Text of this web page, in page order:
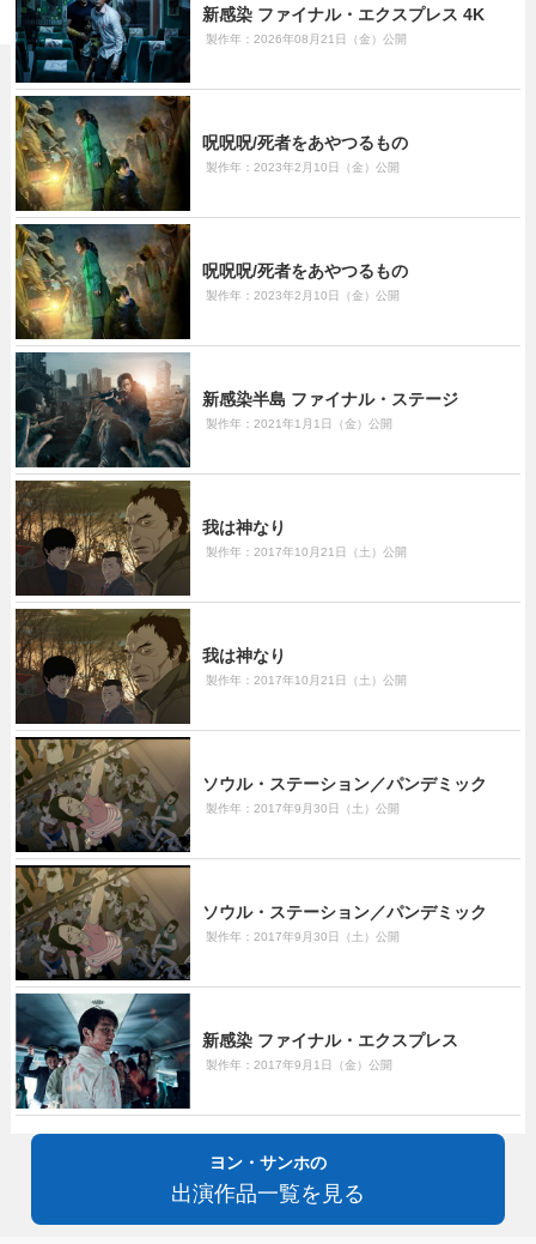
新感染 ファイナル・エクスプレス 4K
製作年：2026年08月21日（金）公開
呪呪呪/死者をあやつるもの
製作年：2023年2月10日（金）公開
呪呪呪/死者をあやつるもの
製作年：2023年2月10日（金）公開
新感染半島 ファイナル・ステージ
製作年：2021年1月1日（金）公開
我は神なり
製作年：2017年10月21日（土）公開
我は神なり
製作年：2017年10月21日（土）公開
ソウル・ステーション／パンデミック
製作年：2017年9月30日（土）公開
ソウル・ステーション／パンデミック
製作年：2017年9月30日（土）公開
新感染 ファイナル・エクスプレス
製作年：2017年9月1日（金）公開
ヨン・サンホの
出演作品一覧を見る